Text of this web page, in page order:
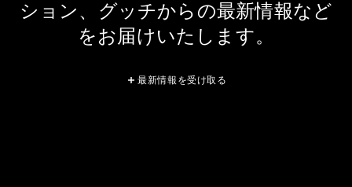
ション、グッチからの最新情報など
をお届けいたします。
最新情報を受け取る